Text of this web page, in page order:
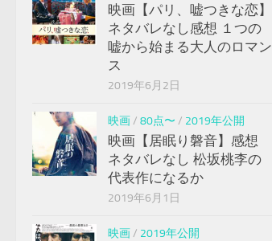
映画【パリ、嘘つきな恋】
ネタバレなし感想 １つの
嘘から始まる大人のロマン
ス
2019年6月2日
映画/ 80点〜 / 2019年公開
映画【居眠り磐音】感想
ネタバレなし 松坂桃李の
代表作になるか
2019年6月1日
映画/ 2019年公開